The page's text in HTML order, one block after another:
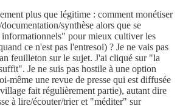
plus que légitime : comment monétiser
synthèse alors que se
pour mieux cultiver les
ce n'est pas l'entresoi) ? Je ne vais pas
feuilleton sur le sujet. J'ai cliqué sur "la
Je ne suis pas hostile à une option
même une revue de presse qui est diffusée
fait régulièrement partie), autant dire
à lire/écouter/trier et "méditer" sur